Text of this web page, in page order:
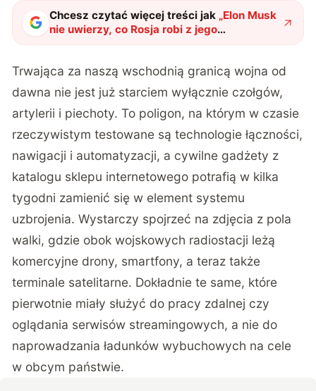
Chcesz czytać więcej treści jak „Elon Musk
nie uwierzy, co Rosja robi z jego
Starlinkiem. Drony BM-35 dostały nową
Trwająca za naszą wschodnią granicą wojna od
dawna nie jest już starciem wyłącznie czołgów,
artylerii i piechoty. To poligon, na którym w czasie
rzeczywistym testowane są technologie łączności,
nawigacji i automatyzacji, a cywilne gadżety z
katalogu sklepu internetowego potrafią w kilka
tygodni zamienić się w element systemu
uzbrojenia. Wystarczy spojrzeć na zdjęcia z pola
walki, gdzie obok wojskowych radiostacji leżą
komercyjne drony, smartfony, a teraz także
terminale satelitarne. Dokładnie te same, które
pierwotnie miały służyć do pracy zdalnej czy
oglądania serwisów streamingowych, a nie do
naprowadzania ładunków wybuchowych na cele
w obcym państwie.